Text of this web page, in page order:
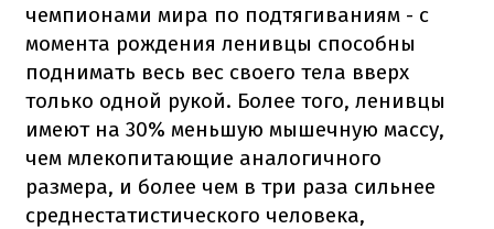
чемпионами мира по подтягиваниям - с
момента рождения ленивцы способны
поднимать весь вес своего тела вверх
только одной рукой. Более того, ленивцы
имеют на 30% меньшую мышечную массу,
чем млекопитающие аналогичного
размера, и более чем в три раза сильнее
среднестатистического человека,